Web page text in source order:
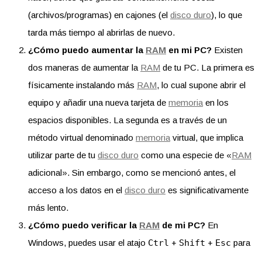
(archivos/programas) en cajones (el disco duro), lo que
tarda más tiempo al abrirlas de nuevo.
¿Cómo puedo aumentar la RAM en mi PC? Existen
dos maneras de aumentar la RAM de tu PC. La primera es
físicamente instalando más RAM, lo cual supone abrir el
equipo y añadir una nueva tarjeta de memoria en los
espacios disponibles. La segunda es a través de un
método virtual denominado memoria virtual, que implica
utilizar parte de tu disco duro como una especie de «RAM
adicional». Sin embargo, como se mencionó antes, el
acceso a los datos en el disco duro es significativamente
más lento.
¿Cómo puedo verificar la RAM de mi PC? En
Windows, puedes usar el atajo Ctrl + Shift + Esc para